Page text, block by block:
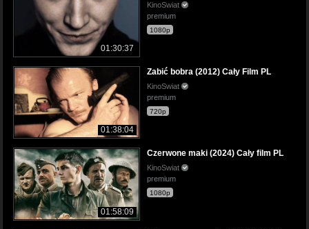
01:30:37
KinoSwiat
premium
1080p
01:38:04
Zabić bobra (2012) Cały Film PL
KinoSwiat
premium
720p
01:58:09
Czerwone maki (2024) Cały film PL
KinoSwiat
premium
1080p